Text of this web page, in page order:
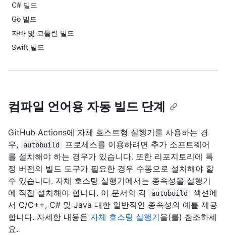
C# 빌드
Go 빌드
자바 및 코틀린 빌드
Swift 빌드
컴파일 언어용 자동 빌드 단계
GitHub Actions에 자체 호스트형 실행기를 사용하는 경
우,
autobuild
프로세스를 이용하려면 추가 소프트웨어
를 설치해야 하는 경우가 있습니다. 또한 리포지토리에 특
정 버전의 빌드 도구가 필요한 경우 수동으로 설치해야 할
수 있습니다. 자체 호스팅 실행기에서는 종속성을 실행기
에 직접 설치해야 합니다. 이 문서의 각
autobuild
섹션에
서 C/C++, C# 및 Java 대한 일반적인 종속성의 예를 제공
합니다. 자세한 내용은 자체 호스팅 실행기을(를) 참조하세
요.